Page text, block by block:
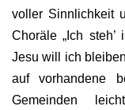
voller Sinnlichkeit
Choräle „Ich
Jesu will ich
auf vorhandene
Gemeinden